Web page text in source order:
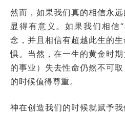
然而，如果我们真的相信永
显得有意义。如果我们相信
念，并且相信有超越此生的
惧。当然，在一生的黄金时
的事业）失去性命仍然不可
的时候值得尊重。
神在创造我们的时候就赋予